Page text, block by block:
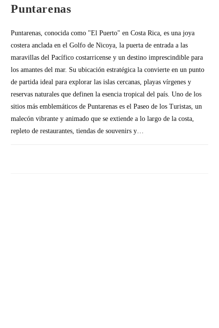
Puntarenas
Puntarenas, conocida como "El Puerto" en Costa Rica, es una joya
costera anclada en el Golfo de Nicoya, la puerta de entrada a las
maravillas del Pacífico costarricense y un destino imprescindible para
los amantes del mar. Su ubicación estratégica la convierte en un punto
de partida ideal para explorar las islas cercanas, playas vírgenes y
reservas naturales que definen la esencia tropical del país. Uno de los
sitios más emblemáticos de Puntarenas es el Paseo de los Turistas, un
malecón vibrante y animado que se extiende a lo largo de la costa,
repleto de restaurantes, tiendas de souvenirs y…